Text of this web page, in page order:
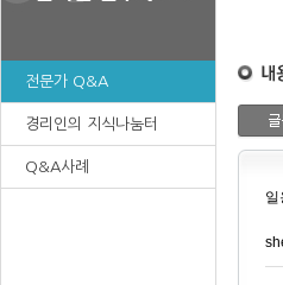
전문가 Q&A
경리인의 지식나눔터
Q&A사례